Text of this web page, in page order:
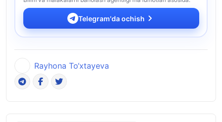
Telegram'da ochish
Rayhona To‘xtayeva